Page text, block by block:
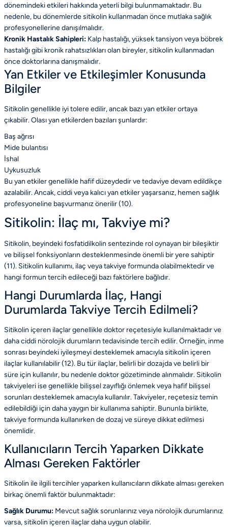
dönemindeki etkileri hakkında yeterli bilgi bulunmamaktadır. Bu
nedenle, bu dönemlerde sitikolin kullanmadan önce mutlaka sağlık
profesyonellerine danışılmalıdır.
Kronik Hastalık Sahipleri: Kalp hastalığı, yüksek tansiyon veya böbrek
hastalığı gibi kronik rahatsızlıkları olan bireyler, sitikolin kullanmadan
önce doktorlarına danışmalıdır.
Yan Etkiler ve Etkileşimler Konusunda
Bilgiler
Sitikolin genellikle iyi tolere edilir, ancak bazı yan etkiler ortaya
çıkabilir. Olası yan etkilerden bazıları şunlardır:
Baş ağrısı
Mide bulantısı
İshal
Uykusuzluk
Bu yan etkiler genellikle hafif düzeydedir ve tedaviye devam edildikçe
azalabilir. Ancak, ciddi veya kalıcı yan etkiler yaşarsanız, hemen sağlık
profesyoneline başvurmanız önerilir (10).
Sitikolin: İlaç mı, Takviye mi?
Sitikolin, beyindeki fosfatidilkolin sentezinde rol oynayan bir bileşiktir
ve bilişsel fonksiyonların desteklenmesinde önemli bir yere sahiptir
(11). Sitikolin kullanımı, ilaç veya takviye formunda olabilmektedir ve
hangi formun tercih edileceği bazı faktörlere bağlıdır.
Hangi Durumlarda İlaç, Hangi
Durumlarda Takviye Tercih Edilmeli?
Sitikolin içeren ilaçlar genellikle doktor reçetesiyle kullanılmaktadır ve
daha ciddi nörolojik durumların tedavisinde tercih edilir. Örneğin, inme
sonrası beyindeki iyileşmeyi desteklemek amacıyla sitikolin içeren
ilaçlar kullanılabilir (12). Bu tür ilaçlar, belirli bir dozajda ve belirli bir
süre için kullanılır, bu nedenle doktor gözetiminde alınmalıdır. Sitikolin
takviyeleri ise genellikle bilişsel zayıflığı önlemek veya hafif bilişsel
sorunları desteklemek amacıyla kullanılır. Takviyeler, reçetesiz temin
edilebildiği için daha yaygın bir kullanıma sahiptir. Bununla birlikte,
takviye formunda kullanırken de dozaj ve süreye dikkat edilmesi
önemlidir.
Kullanıcıların Tercih Yaparken Dikkate
Alması Gereken Faktörler
Sitikolin ile ilgili tercihler yaparken kullanıcıların dikkate alması gereken
birkaç önemli faktör bulunmaktadır:
Sağlık Durumu: Mevcut sağlık sorunlarınız veya nörolojik durumlarınız
varsa, sitikolin içeren ilaçlar daha uygun olabilir.